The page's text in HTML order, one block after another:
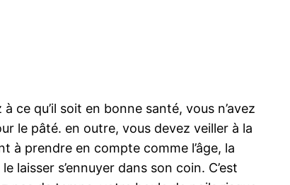
qu’il soit en bonne santé, vous n’avez
le pâté. en outre, vous devez veiller à la
à prendre en compte comme l’âge, la
laisser s’ennuyer dans son coin. C’est